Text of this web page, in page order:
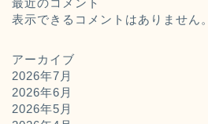
表示できるコメントはありません。
アーカイブ
2026年7月
2026年6月
2026年5月